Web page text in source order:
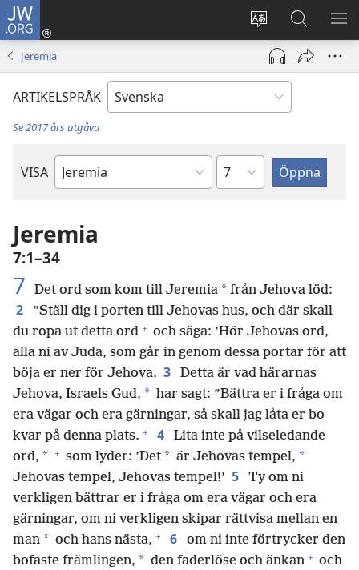
JW.ORG
Ändra
webbplatsens
språk
Logga
(öppnar
fönster)
Sök
på
jw.org
Jeremia
ARTIKELSPRÅK
Se 2017 års utgåva
VISA
Bibelbok
Kapitel
Jeremia
7:1–34
7 Det ord som kom till Jeremia * från Jehova löd:
2
”Ställ dig i porten till Jehovas hus, och där skall
du ropa ut detta ord + och säga: ’Hör Jehovas ord,
alla ni av Juda, som går in genom dessa portar för att
böja er ner för Jehova. 3
Detta är vad härarnas
Jehova, Israels Gud, * har sagt: ”Bättra er i fråga om
era vägar och era gärningar, så skall jag låta er bo
kvar på denna plats. + 4
Lita inte på vilseledande
ord, * + som lyder: ’Det * är Jehovas tempel, *
Jehovas tempel, Jehovas tempel!’ 5
Ty om ni
verkligen bättrar er i fråga om era vägar och era
gärningar, om ni verkligen skipar rättvisa mellan en
man * och hans nästa, + 6
om ni inte förtrycker den
bofaste främlingen, * den faderlöse och änkan + och